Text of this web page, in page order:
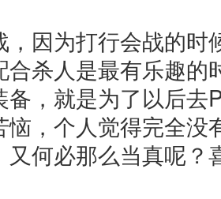
，因为打行会战的时
合杀人是最有乐趣的
备，就是为了以后去
恼，个人觉得完全没
又何必那么当真呢？